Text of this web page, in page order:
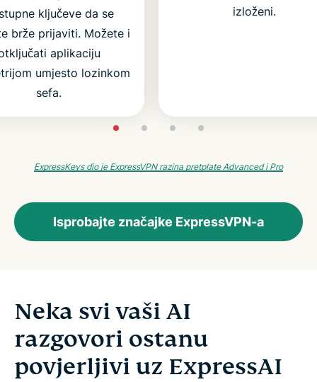
ključeve da se
brže prijaviti. Možete i
aplikaciju
umjesto lozinkom
sefa.
izloženi.
ExpressKeys dio je ExpressVPN razina pretplate Advanced i Pro
Isprobajte značajke ExpressVPN-a
Neka svi vaši AI
razgovori ostanu
povjerljivi uz ExpressAI